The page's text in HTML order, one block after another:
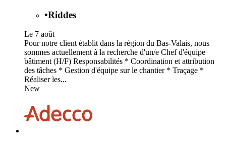
•Riddes
Le 7 août
Pour notre client établit dans la région du Bas-Valais, nous
sommes actuellement à la recherche d'un/e Chef d'équipe
bâtiment (H/F) Responsabilités * Coordination et attribution
des tâches * Gestion d'équipe sur le chantier * Traçage *
Réaliser les...
New